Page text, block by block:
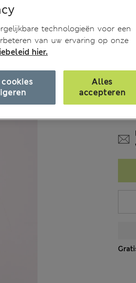
technologieën voor een
van uw ervaring op onze
hier.
Alles
accepteren